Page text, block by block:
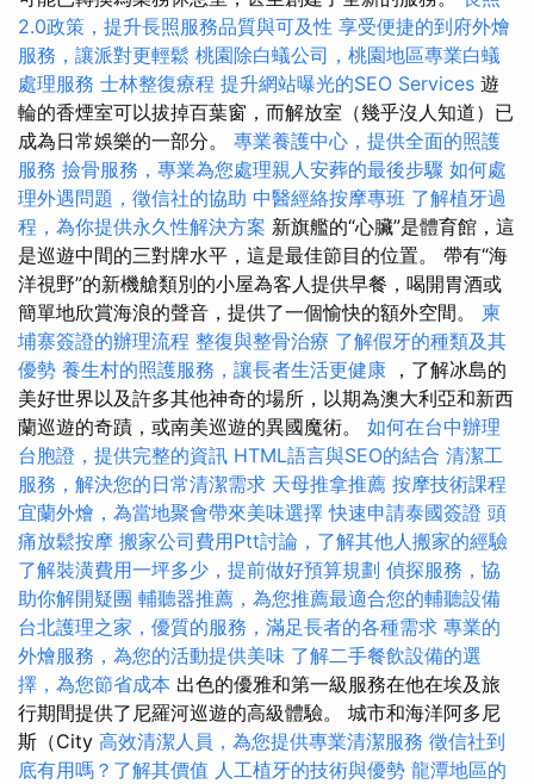
2.0政策，提升長照服務品質與可及性 享受便捷的到府外燴
服務，讓派對更輕鬆 桃園除白蟻公司，桃園地區專業白蟻
處理服務 士林整復療程 提升網站曝光的SEO Services 遊
輪的香煙室可以拔掉百葉窗，而解放室（幾乎沒人知道）已
成為日常娛樂的一部分。 專業養護中心，提供全面的照護
服務 撿骨服務，專業為您處理親人安葬的最後步驟 如何處
理外遇問題，徵信社的協助 中醫經絡按摩專班 了解植牙過
程，為你提供永久性解決方案 新旗艦的“心臟”是體育館，這
是巡遊中間的三對牌水平，這是最佳節目的位置。 帶有“海
洋視野”的新機艙類別的小屋為客人提供早餐，喝開胃酒或
簡單地欣賞海浪的聲音，提供了一個愉快的額外空間。 柬
埔寨簽證的辦理流程 整復與整骨治療 了解假牙的種類及其
優勢 養生村的照護服務，讓長者生活更健康 ，了解冰島的
美好世界以及許多其他神奇的場所，以期為澳大利亞和新西
蘭巡遊的奇蹟，或南美巡遊的異國魔術。 如何在台中辦理
台胞證，提供完整的資訊 HTML語言與SEO的結合 清潔工
服務，解決您的日常清潔需求 天母推拿推薦 按摩技術課程
宜蘭外燴，為當地聚會帶來美味選擇 快速申請泰國簽證 頭
痛放鬆按摩 搬家公司費用Ptt討論，了解其他人搬家的經驗
了解裝潢費用一坪多少，提前做好預算規劃 偵探服務，協
助你解開疑團 輔聽器推薦，為您推薦最適合您的輔聽設備
台北護理之家，優質的服務，滿足長者的各種需求 專業的
外燴服務，為您的活動提供美味 了解二手餐飲設備的選
擇，為您節省成本 出色的優雅和第一級服務在他在埃及旅
行期間提供了尼羅河巡遊的高級體驗。 城市和海洋阿多尼
斯（City 高效清潔人員，為您提供專業清潔服務 徵信社到
底有用嗎？了解其價值 人工植牙的技術與優勢 龍潭地區的